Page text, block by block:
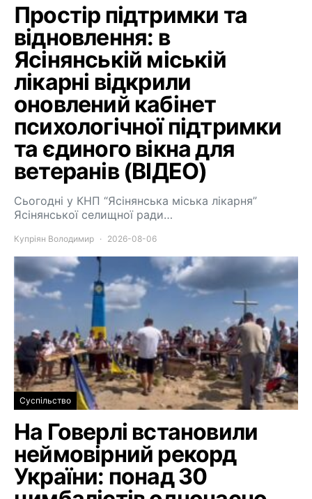
Простір підтримки та
відновлення: в
Ясінянській міській
лікарні відкрили
оновлений кабінет
психологічної підтримки
та єдиного вікна для
ветеранів (ВІДЕО)
Сьогодні у КНП “Ясінянська міська лікарня”
Ясінянської селищної ради…
Купріян Володимир 2026-08-06
Суспільство
На Говерлі встановили
неймовірний рекорд
України: понад 30